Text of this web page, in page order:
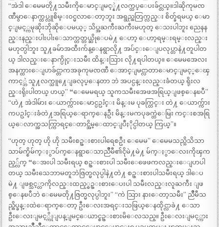
“အဲဒါ ေမေမတို႔သမီးကိုေမာင္ျမင့္နဲ႔လက္ထပ္ေပးခ်င္တယ္။ဒါဆိုကုမၸ
ဏီမွာေနာက္ထပ္လူစိမ္းဝင္မလာေတာ့ဘူး အရွည္အတြက္လည္း စိတ္ခ်ရမယ္ ေမာ
င္ျမင့္ကမုဆိုးဘိုဆိုေပမယ့္ သိပ္အႀကီးႀကီးမဟုတ္ ေသးပါဘူး ညေနန
ည္းနည္းပါးပါးေသာက္တတ္တယ္ဆိုေပမဲ႔ ေဟာ့ ေဟာ့ရမ္းရမ္းလည္း
မဟုတ္ပါဘူး သူ႔ခမ်ာအထီးက်န္ေနရွာလို႔ အပ်င္းေျပလုပ္တာနဲ႔တူပါတ
ယ္ ဒါလည္းေနာက္ပိုင္းသမီး ထိန္းသြား လို႔ရပါတယ္။ ေမေမအေလး
အနက္ထားေျပာခ်င္တာကအခုကုမၸဏီ ေအာင္ျမင္လာတာေမာင္ျမင့္ေၾ
ကာင့္ဘဲ သူ႔လက္သူ႔ေျခလုပ္ေနတာ ဘဲ အပင္ပန္းလည္းခံတယ္ ရိုးလ
ည္းရိုးပါတယ္ ဟယ္” “ေမေမရယ္ သူကသမီးအေဖအရြယ္ျဖစ္ေနၿပီ”
“ဟဲ႔ အဲဒါမ်ား ေယာက္က်ားေမာင္ပဥၨင္း မိန္းမ ပုခက္တြင္း တဲ႔ ေယာက္က်ား
ကပဥၨင္းခံတဲ႔အရြယ္ေရာက္ေနဦး မိန္းမကပုခက္ထဲေမြး ကင္းစအရြ
ယ္ေလာက္အသက္ကြာရင္ေတာင္အိမ္ေထာင္ျပဳႏိုင္ပါတယ္ ကြယ္”။
“ဟုတ္ ဟုတ္ ဟို ဟို သမီးစဥ္းစားပါရေစဦး ေမေမ” ေမေမသည္သိသိသာ
သာမ်က္စိမ်က္ႏွာပ်က္ေနရွာေသာညိဳမီ၏ငိုမဲ႔မဲ႔ မ်က္ႏွာေလးကိုၾက
ည့္လ်က္ “ေအးပါ သမီးရယ္ စဥ္းစားပါ သမီးေဖေဖကလည္းေျပာပါ
တယ္ သမီးသေဘာမတူဘဲဇြတ္မလုပ္ပါနဲ႔တဲ႔ စဥ္းစားပါသမီးရယ္ ဒါေပ
မဲ႔ ျဖစ္သင့္တာကိုလည္းထည့္စဥ္းစားေပးပါ သမီးလည္းလူႀကီး ျဖ
စ္ေနၿပီဘဲ ေမေမတို႔ဇြတ္မလုပ္ပါဘူး” “ကဲ သြား နားေတာ့သမီး” ညိဳမီသ
ည္အိပ္ခန္းထဲေရာက္ေတာ့ ဦးေလးအရင္းသဖြယ္ေနထိုင္လာခဲ႔ ေသာ
ဦးေလးျမင့္ကိုျပန္ျမင္ေယာင္စဥ္းစားမိေလသည္။ ဦးေလးျမင့္ကား